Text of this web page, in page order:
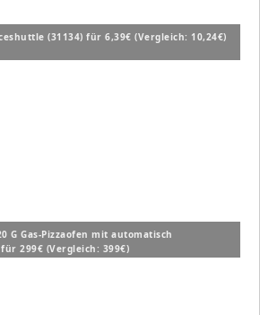
(31134) für 6,39€ (Vergleich: 10,24€)
G Gas-Pizzaofen mit automatisch
299€ (Vergleich: 399€)